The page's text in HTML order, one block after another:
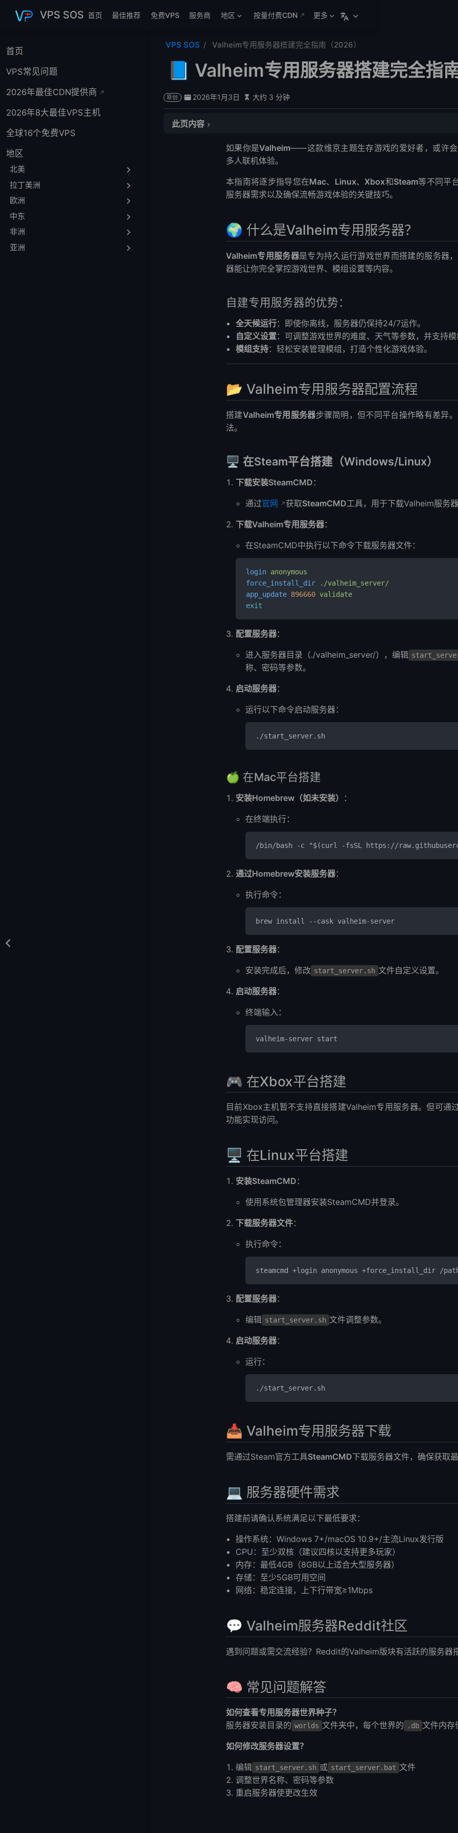
VPS SOS 首页 最佳推荐 免费VPS 服务商 地区 按量付费CDN 更多
首页
VPS常见问题
2026年最佳CDN提供商
2026年8大最佳VPS主机
全球16个免费VPS
地区
北美
拉丁美洲
欧洲
中东
非洲
亚洲
VPS SOS Valheim专用服务器搭建完全指南（2026）
📘 Valheim专用服务器搭建完全指
原创 2026年1月3日 大约 3 分钟
此页内容
自建专用服务器的优势：
🖥️ 在Steam平台搭建（Windows/Linux）
🍏 在Mac平台搭建
🖥️ 在Linux平台搭建
📥 Valheim专用服务器下载
💻 服务器硬件需求
💬 Valheim服务器Reddit社区
如果你是Valheim——这款维京主题生存游戏的爱好者，或许
多人联机体验。
本指南将逐步指导您在Mac、 Linux、Xbox和Steam等不同平
服务器需求以及确保流畅游戏体验的关键技巧。
🌍 什么是Valheim专用服务器？
Valheim专用服务器是专为持久运行游戏世界而搭建的服务器
器能让你完全掌控游戏世界、模组设置等内容。
自建专用服务器的优势：
全天候运行：即使你离线，服务器仍保持24/7运作。
自定义设置：可调整游戏世界的难度、天气等参数，并支持模
模组支持：轻松安装管理模组，打造个性化游戏体验。
📂 Valheim专用服务器配置流程
搭建Valheim专用服务器步骤简明，但不同平台操作略有差异
法。
🖥️ 在Steam平台搭建（Windows/Linux）
下载安装SteamCMD ：
通过官网 获取SteamCMD工具，用于下载Valheim服务器
下载Valheim专用服务器：
在SteamCMD中执行以下命令下载服务器文件：
login anonymous
force_install_dir ./valheim_server/
app_update 896660 validate
exit
配置服务器：
进入服务器目录（./valheim_server/），编辑
称、密码等参数。
启动服务器：
运行以下命令启动服务器：
./start_server.sh
🍏 在Mac平台搭建
安装Homebrew（如未安装） ：
在终端执行：
/bin/bash -c "$(curl -fsSL https://
通过Homebrew安装服务器：
执行命令：
brew install --cask valheim-server
配置服务器：
安装完成后，修改 start_server.sh 文件自定义设置。
启动服务器：
终端输入：
valheim-server start
🎮 在Xbox平台搭建
目前Xbox主机暂不支持直接搭建Valheim专用服务器。但可通
功能实现访问。
🖥️ 在Linux平台搭建
安装SteamCMD ：
使用系统包管理器安装SteamCMD并登录。
下载服务器文件：
执行命令：
steamcmd +login anonymous +force_install_dir /
配置服务器：
编辑 start_server.sh 文件调整参数。
启动服务器：
运行：
./start_server.sh
📥 Valheim专用服务器下载
需通过Steam官方工具SteamCMD下载服务器文件，确保获取
💻 服务器硬件需求
搭建前请确认系统满足以下最低要求：
操作系统：Windows 7+/macOS 10.9+/主流Linux发行版
CPU：至少双核（建议四核以支持更多玩家）
内存：最低4GB（8GB以上适合大型服务器）
存储：至少5GB可用空间
网络：稳定连接，上下行带宽≥1Mbps
💬 Valheim服务器Reddit社区
遇到问题或需交流经验？Reddit的Valheim版块有活跃的服务器
🧠 常见问题解答
如何查看专用服务器世界种子？
服务器安装目录的 worlds 文件夹中，每个世界的 .db 文件内存
如何修改服务器设置？
编辑 start_server.sh 或 start_server.bat 文件
调整世界名称、密码等参数
重启服务器使更改生效